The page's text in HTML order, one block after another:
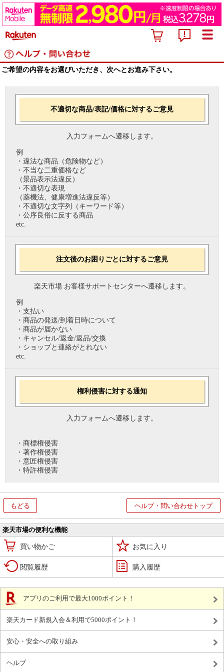
ご希望の内容をお選びいただき、次へとお進み下さい。
不適切な商品/表記/価格に対するご意見
入力フォームへ遷移します。
例
・違法な商品（危険物など）
・不当な二重価格など
（景品表示法違反）
・不適切な表現
（薬機法、健康増進法違反等）
・不適切な文字列（キーワード等）
・公序良俗に反する商品
etc.
注文後のお困りごとに対するご意見
楽天市場 お客様サポートセンターへ遷移します。
例
・支払い
・商品の発送/到着日時について
・商品が届かない
・キャンセル/返金/返品/交換
・ショップと連絡がとれない
etc.
権利侵害に対する通知
入力フォームへ遷移します。
・商標権侵害
・著作権侵害
・意匠権侵害
・特許権侵害
もどる ヘルプ・問い合わせトップ
楽天市場の便利な機能
買い物かご お気に入り
閲覧履歴 購入履歴
アプリのご利用で最大1000ポイント！
楽天カード新規入会＆利用で5000ポイント！
安心・安全への取り組み
ヘルプ